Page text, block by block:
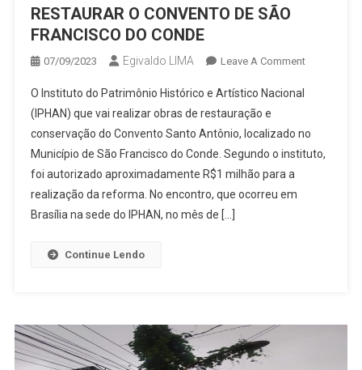
RESTAURAR O CONVENTO DE SÃO
FRANCISCO DO CONDE
07/09/2023 Egivaldo LIMA Leave A CommentOn
PARA
RESTAURAR
O Instituto do Patrimônio Histórico e Artístico Nacional
(IPHAN) que vai realizar obras de restauração e
conservação do Convento Santo Antônio, localizado no
Município de São Francisco do Conde. Segundo o instituto,
foi autorizado aproximadamente R$1 milhão para a
realização da reforma. No encontro, que ocorreu em
Brasília na sede do IPHAN, no mês de […]
Continue Lendo